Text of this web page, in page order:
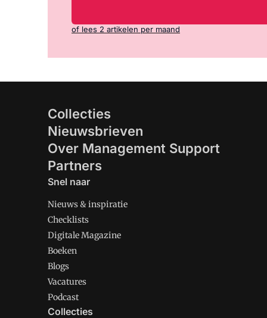
of lees 2 artikelen per maand
Collecties
Nieuwsbrieven
Over Management Support
Partners
Snel naar
Nieuws & inspiratie
Checklists
Digitale Magazine
Boeken
Blogs
Vacatures
Podcast
Collecties